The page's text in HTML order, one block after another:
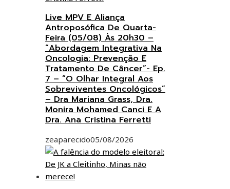
Live MPV E Aliança
Antroposófica De Quarta-
Feira (05/08) Às 20h30 –
“Abordagem Integrativa Na
Oncologia: Prevenção E
Tratamento De Câncer”- Ep.
7 – “O Olhar Integral Aos
Sobreviventes Oncológicos”
– Dra Mariana Grass, Dra.
Monira Mohamed Canci E A
Dra. Ana Cristina Ferretti
zeaparecido05/08/2026